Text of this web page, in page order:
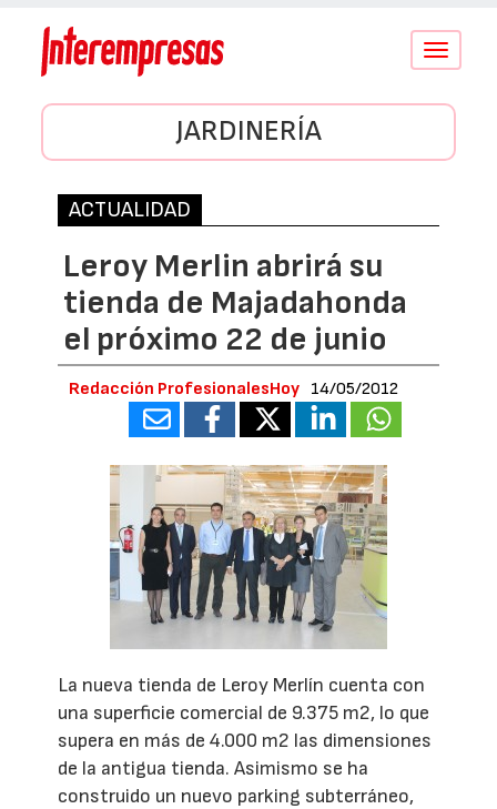
Conmutar
JARDINERÍA
ACTUALIDAD
Leroy Merlin abrirá su
tienda de Majadahonda
el próximo 22 de junio
Redacción ProfesionalesHoy 14/05/2012
La nueva tienda de Leroy Merlín cuenta con
una superficie comercial de 9.375 m2, lo que
supera en más de 4.000 m2 las dimensiones
de la antigua tienda. Asimismo se ha
construido un nuevo parking subterráneo,